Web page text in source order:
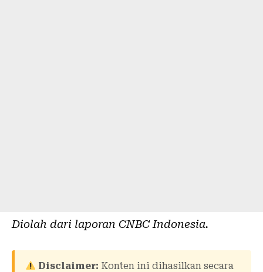
Diolah dari laporan CNBC Indonesia.
Disclaimer: Konten ini dihasilkan secara